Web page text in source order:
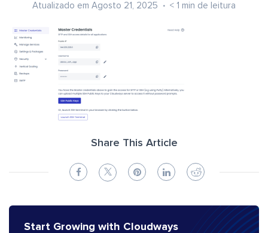
Atualizado em Agosto 21, 2025 < 1 min de leitura
Share This Article
Start Growing with Cloudways